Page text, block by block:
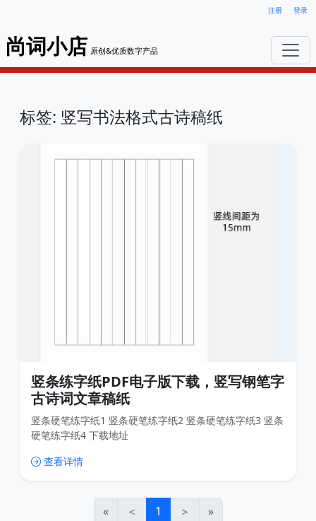
注册 登录
尚词小店 原创&优质数字产品
标签: 竖写书法格式古诗稿纸
竖条练字纸PDF电子版下载，竖写钢笔字
古诗词文章稿纸
竖条硬笔练字纸1 竖条硬笔练字纸2 竖条硬笔练字纸3 竖条
硬笔练字纸4 下载地址
查看详情
« ＜ 1 ＞ »